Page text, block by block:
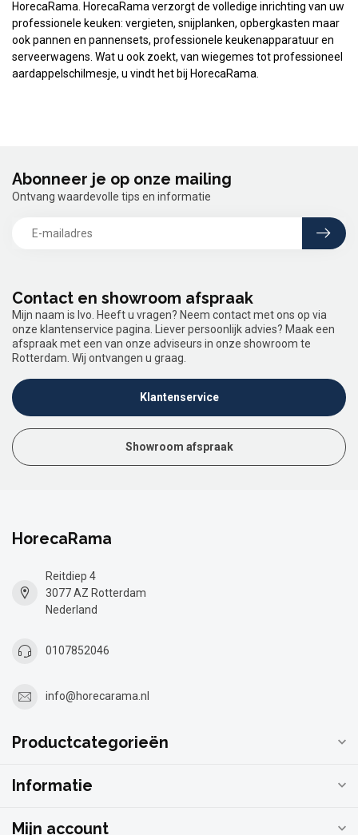
HorecaRama. HorecaRama verzorgt de volledige inrichting van uw
professionele keuken: vergieten, snijplanken, opbergkasten maar
ook pannen en pannensets, professionele keukenapparatuur en
serveerwagens. Wat u ook zoekt, van wiegemes tot professioneel
aardappelschilmesje, u vindt het bij HorecaRama.
Contact en showroom afspraak
Mijn naam is Ivo. Heeft u vragen? Neem contact met ons op via
onze klantenservice pagina. Liever persoonlijk advies? Maak een
afspraak met een van onze adviseurs in onze showroom te
Rotterdam. Wij ontvangen u graag.
Klantenservice
Showroom afspraak
Abonneer je op onze mailing
Ontvang waardevolle tips en informatie
HorecaRama
Reitdiep 4
3077 AZ Rotterdam
Nederland
0107852046
info@horecarama.nl
Productcategorieën
Informatie
Mijn account